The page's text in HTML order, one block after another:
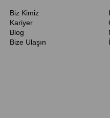
Biz Kimiz
Kariyer
Blog
Bize Ulaşın